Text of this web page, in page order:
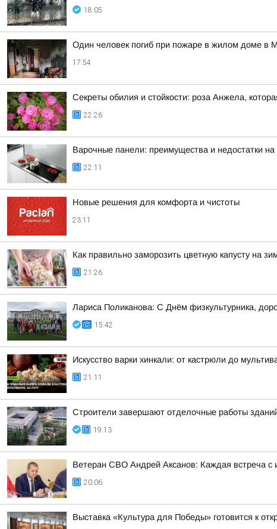
18:05
Один человек погиб при пожаре в жилом доме в
17:54
Секреты обилия и стойкости: роза Анжела,
22:26
Варочные панели: преимущества и недостатки на
22:11
Новые решения для комфорта и чистоты
23:11
Как правильно заморозить цветную капусту на
21:26
Лариса Поликанова: С Днём физкультурника,
15:42
Искусство варки хинкали: от кастрюли до
21:11
Строители завершают отделочные работы
19:13
Ветеран СВО Андрей Аксанов: Каждая встреча с
20:06
Выставка «Культура для Победы» готовится к